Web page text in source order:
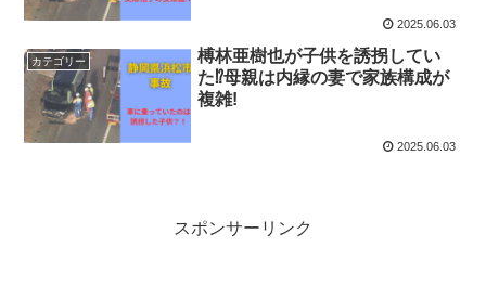
2025.06.03
カテゴリー
榑林亜樹也が子供を誘拐してい
た⁉母親は内縁の妻で家族構成が
複雑!
2025.06.03
スポンサーリンク